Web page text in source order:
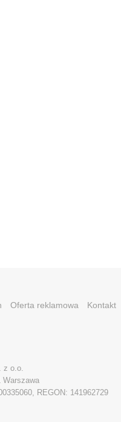
Oferta reklamowa Kontakt
z o.o.
Warszawa
REGON: 141962729